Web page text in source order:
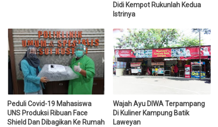
Didi Kempot Rukunlah Kedua
Istrinya
Peduli Covid-19 Mahasiswa
UNS Produksi Ribuan Face
Shield Dan Dibagikan Ke Rumah
Wajah Ayu DIWA Terpampang
Di Kuliner Kampung Batik
Laweyan